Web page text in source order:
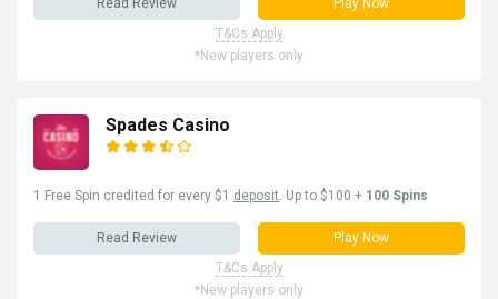
T&Cs Apply
*New players only
Spades Casino
1 Free Spin credited for every $1 deposit . Up to $100 + 100 Spins
Read Review
Play Now
T&Cs Apply
*New players only